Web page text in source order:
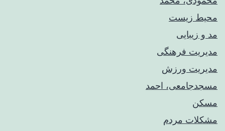
محیط زیست
مد و زیبایی
مدیریت فرهنگی
مدیریت ورزش
مسجدجامعی، احمد
مسکن
مشکلات مردم